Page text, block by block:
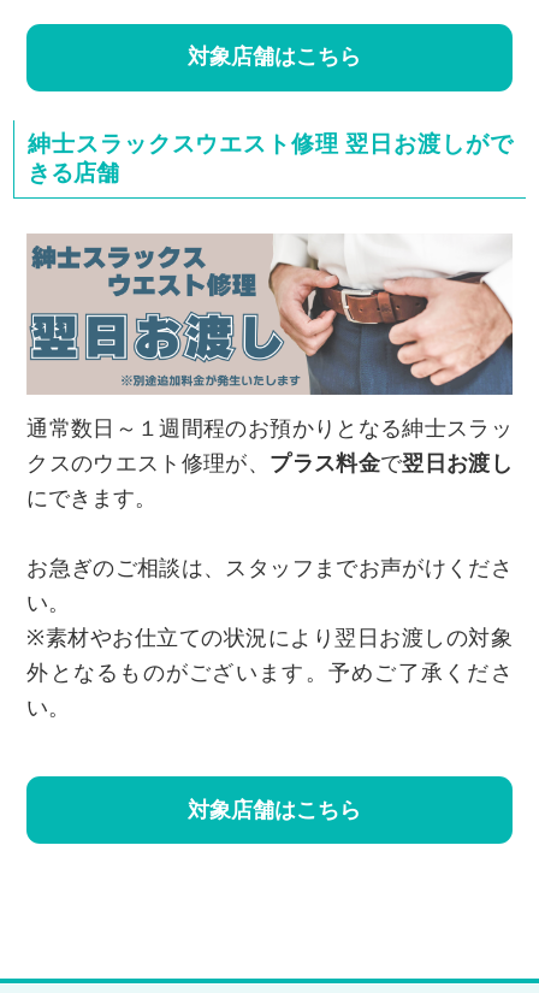
対象店舗はこちら
紳士スラックスウエスト修理 翌日お渡しがで
きる店舗
通常数日～１週間程のお預かりとなる紳士スラッ
クスのウエスト修理が、 プラス料金で翌日お渡し
にできます。
お急ぎのご相談は、スタッフまでお声がけくださ
い。
※素材やお仕立ての状況により翌日お渡しの対象
外となるものがございます。予めご了承くださ
い。
対象店舗はこちら